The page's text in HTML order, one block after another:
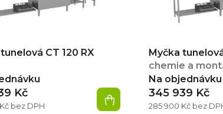
CT 120 RX
bez DPH
Kč
Myčka
chemie a
Na objednávku
285 900 Kč bez
345 939 Kč